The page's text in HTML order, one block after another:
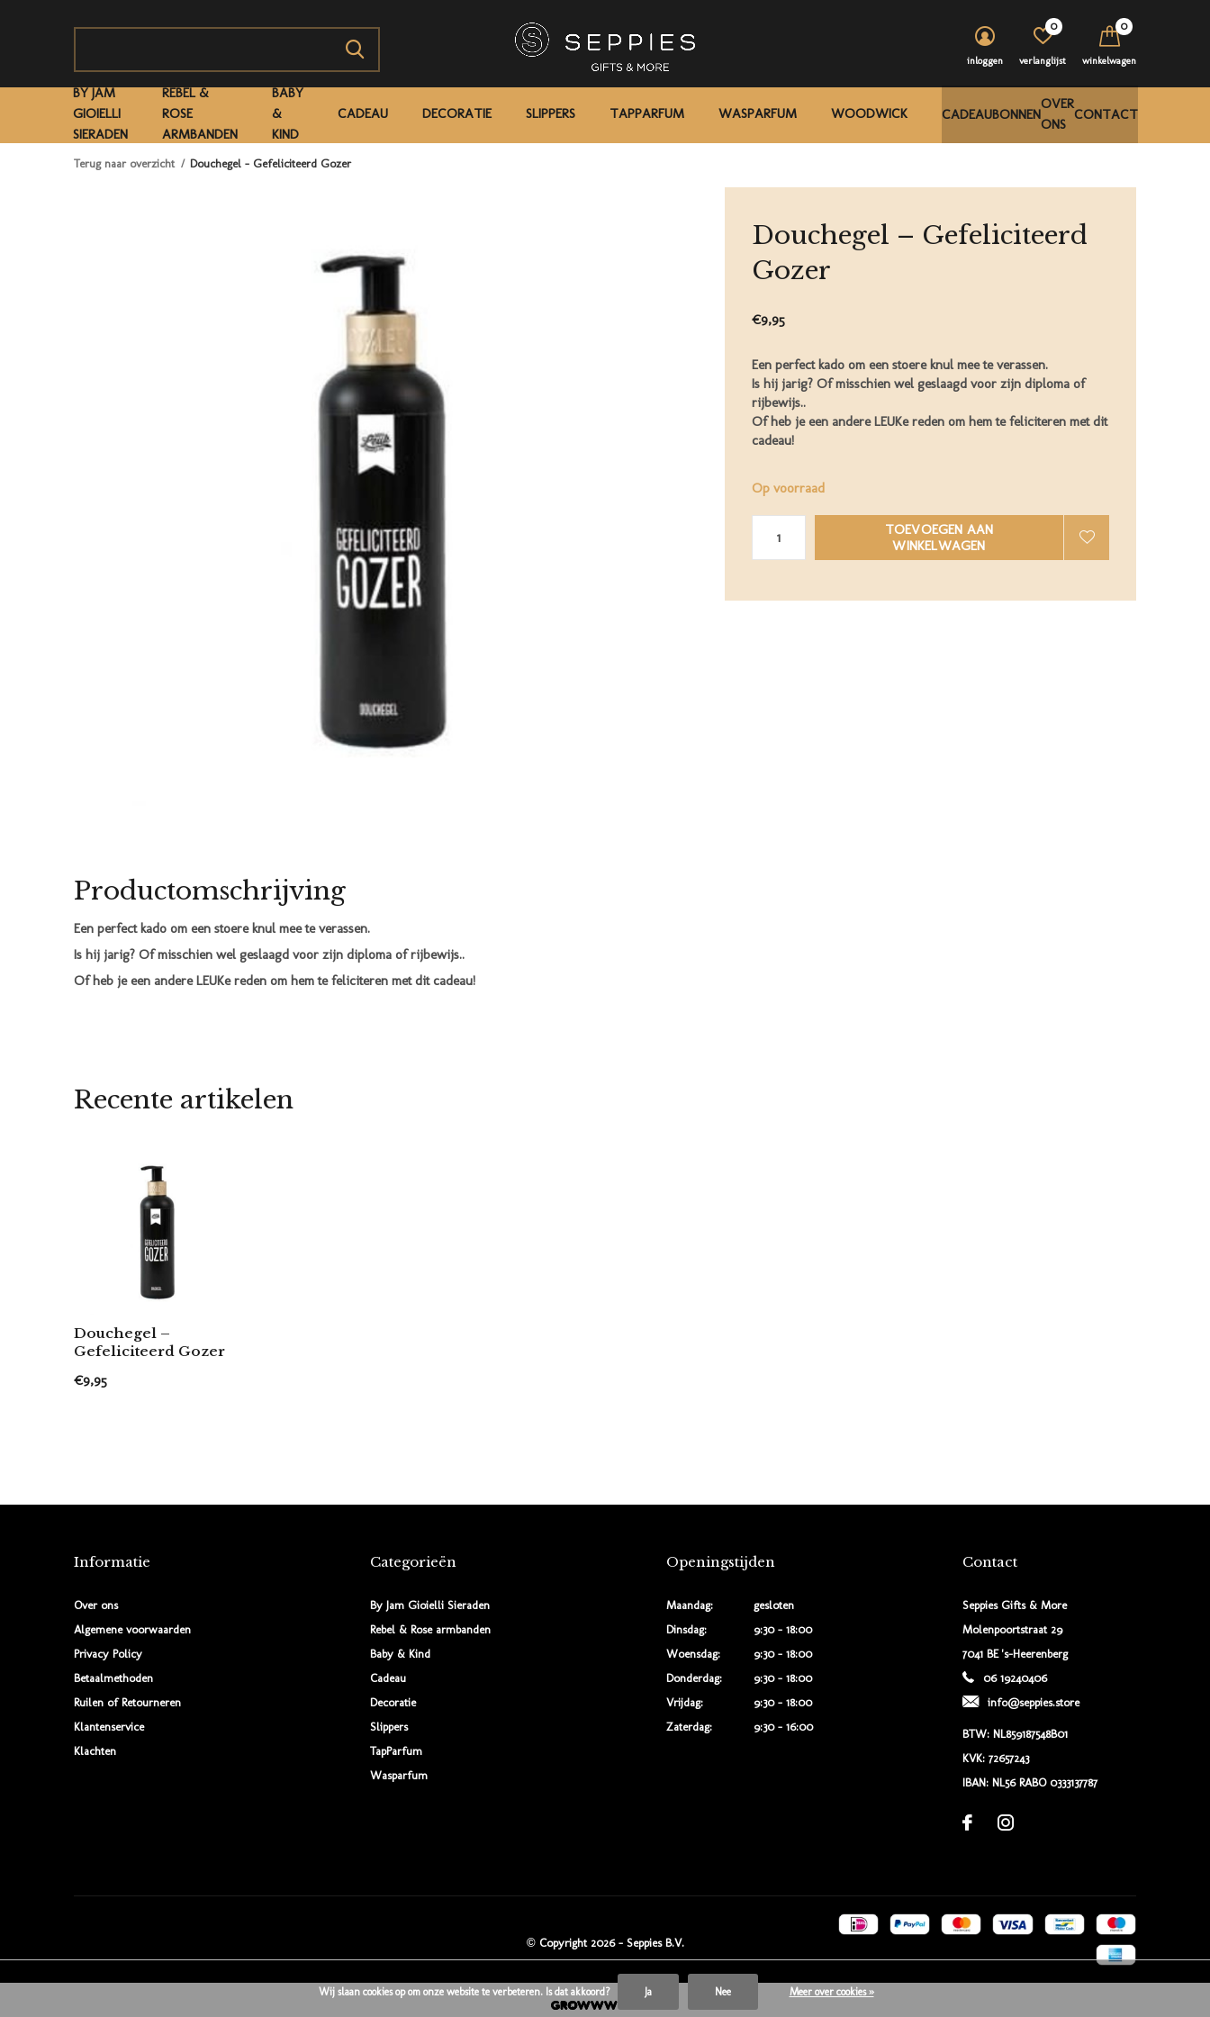
BY JAM
GIOIELLI
SIERADEN
REBEL &
ROSE
ARMBANDEN
BABY
&
KIND
CADEAU DECORATIE SLIPPERS TAPPARFUM WASPARFUM WOODWICK CADEAUBONNEN
OVER
ONS
CONTACT
inloggen verlanglijst
0
winkelwagen
0
Terug naar overzicht Douchegel – Gefeliciteerd Gozer
Douchegel – Gefeliciteerd
Gozer
€9,95
Een perfect kado om een stoere knul mee te verassen.
Is hij jarig? Of misschien wel geslaagd voor zijn diploma of
rijbewijs..
Of heb je een andere LEUKe reden om hem te feliciteren met dit
cadeau!
Op voorraad
TOEVOEGEN AAN
WINKELWAGEN
Productomschrijving
Een perfect kado om een stoere knul mee te verassen.
Is hij jarig? Of misschien wel geslaagd voor zijn diploma of rijbewijs..
Of heb je een andere LEUKe reden om hem te feliciteren met dit cadeau!
Recente artikelen
Douchegel –
Gefeliciteerd Gozer
€9,95
Informatie
Over ons
Algemene voorwaarden
Privacy Policy
Betaalmethoden
Ruilen of Retourneren
Klantenservice
Klachten
Categorieën
By Jam Gioielli Sieraden
Rebel & Rose armbanden
Baby & Kind
Cadeau
Decoratie
Slippers
TapParfum
Wasparfum
Openingstijden
Maandag:
Dinsdag:
Woensdag:
Donderdag:
Vrijdag:
Zaterdag:
gesloten
9:30 - 18:00
9:30 - 18:00
9:30 - 18:00
9:30 - 18:00
9:30 - 16:00
Contact
Seppies Gifts & More
Molenpoortstraat 29
7041 BE 's-Heerenberg
06 19240406
info@seppies.store
BTW: NL859187548B01
KVK: 72657243
IBAN: NL56 RABO 0333137787
© Copyright 2026- Seppies B.V.
Wij slaan cookies op om onze website te verbeteren. Is dat akkoord? Ja Nee Meer over cookies »